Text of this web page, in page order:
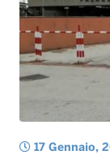
17 Gennaio,